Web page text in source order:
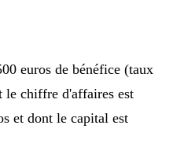
euros de bénéfice (taux
le chiffre d'affaires est
et dont le capital est